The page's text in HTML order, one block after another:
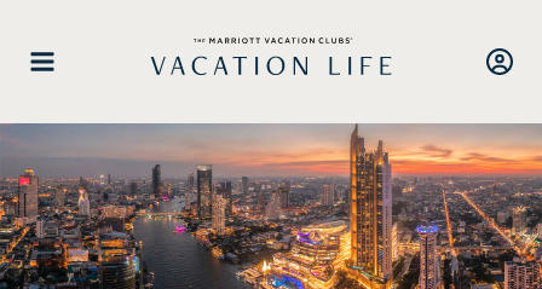
contenido